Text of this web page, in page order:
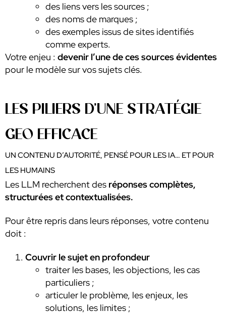
des liens vers les sources ;
des noms de marques ;
des exemples issus de sites identifiés
comme experts.
Votre enjeu : devenir l’une de ces sources évidentes
pour le modèle sur vos sujets clés.
LES PILIERS D’UNE STRATÉGIE
GEO EFFICACE
UN CONTENU D’AUTORITÉ, PENSÉ POUR LES IA… ET POUR
LES HUMAINS
Les LLM recherchent des réponses complètes,
structurées et contextualisées.
Pour être repris dans leurs réponses, votre contenu
doit :
Couvrir le sujet en profondeur
traiter les bases, les objections, les cas
particuliers ;
articuler le problème, les enjeux, les
solutions, les limites ;